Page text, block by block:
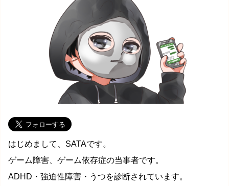
はじめまして、SATAです。
ゲーム障害、ゲーム依存症の当事者です。
ADHD・強迫性障害・うつを診断されています。